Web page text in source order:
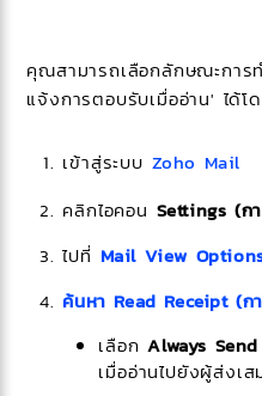
คุณสามารถเลือกลักษณะการ
แจ้งการตอบรับเมื่ออ่าน' ได้
เข้าสู่ระบบ Zoho Mail
คลิกไอคอน Settings (ก
ไปที่ Mail View
ค้นหา Read Receipt (ก
เลือกAlways
เมื่ออ่านไปยังผู้ส่งเส